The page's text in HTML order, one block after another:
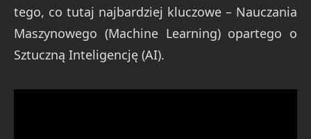
tego, co tutaj najbardziej kluczowe – Nauczania
Maszynowego (Machine Learning) opartego o
Sztuczną Inteligencję (AI).